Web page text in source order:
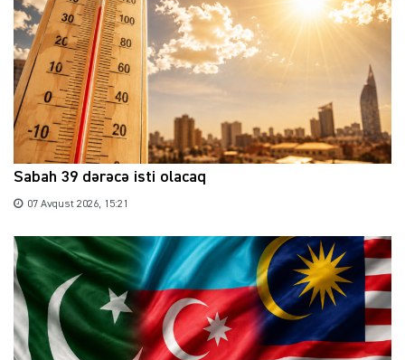
Sabah 39 dərəcə isti olacaq
07 Avqust 2026, 15:21